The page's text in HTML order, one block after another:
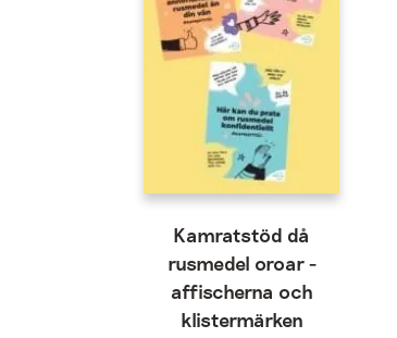
Kamratstöd då
rusmedel oroar -
affischerna och
klistermärken